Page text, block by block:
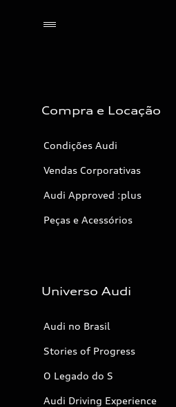
Compra e Locação
Condições Audi
Vendas Corporativas
Audi Approved :plus
Peças e Acessórios
Universo Audi
Audi no Brasil
Stories of Progress
O Legado do S
Audi Driving Experience